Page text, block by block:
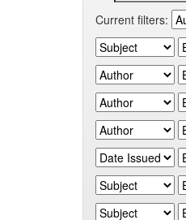
Current filters: